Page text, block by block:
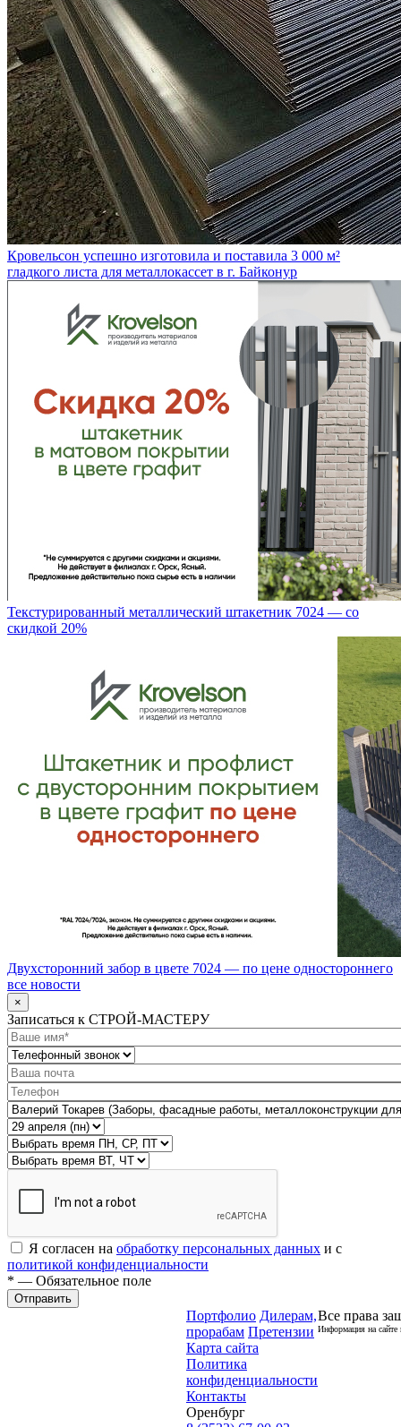
Кровельсон успешно изготовила и поставила 3 000 м²
гладкого листа для металлокассет в г. Байконур
Текстурированный металлический штакетник 7024 — со
скидкой 20%
Двухсторонний забор в цвете 7024 — по цене одностороннего
все новости
×
Записаться к СТРОЙ-МАСТЕРУ
Я согласен на обработку персональных данных и с
политикой конфиденциальности
* — Обязательное поле
Отправить
Портфолио Дилерам,
прорабам Претензии
Карта сайта
Политика
конфиденциальности
Контакты
Оренбург
Все права
Информация на сайте